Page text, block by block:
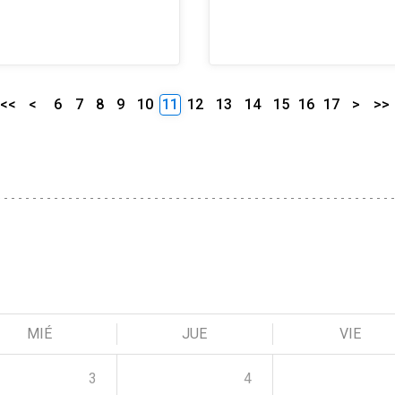
<< < 6 7 8 9 10 11 12 13 14 15 16 17 > >>
MIÉ JUE VIE
3 4